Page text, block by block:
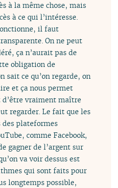
à la même chose, mais
à ce qui l’intéresse.
il faut
On ne peut
ça n’aurait pas de
obligation de
sait ce qu’on regarde, on
et ça nous permet
vraiment maître
regarder. Le fait que les
des plateformes
comme Facebook,
gagner de l’argent sur
va voir dessus est
qui sont faits pour
longtemps possible,